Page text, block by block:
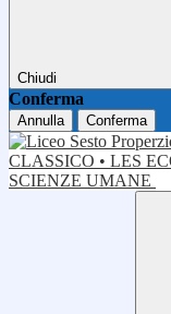
Chiudi
Conferma
Annulla Conferma
CLASSICO • LES
SCIENZE UMANE